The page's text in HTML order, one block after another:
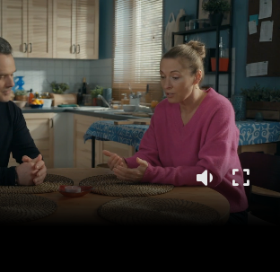
Barwy szczęścia